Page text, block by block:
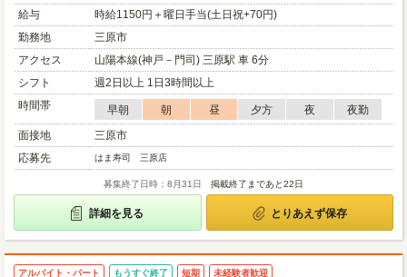
給与
時給1150円＋曜日手当(土日祝+70円)
勤務地
三原市
アクセス
山陽本線(神戸－門司) 三原駅 車 6分
シフト
週2日以上 1日3時間以上
時間帯
早朝 朝 昼 夕方 夜
夜勤
面接地
三原市
応募先
はま寿司 三原店
募集終了日時：8月31日 掲載終了まであと22日
詳細を見る とりあえず保存
アルバイト・パート もうすぐ終了 短期 未経験者歓迎